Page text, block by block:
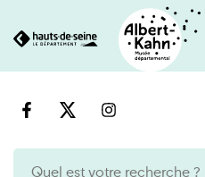
au
Cookies et traceurs utilisés sur